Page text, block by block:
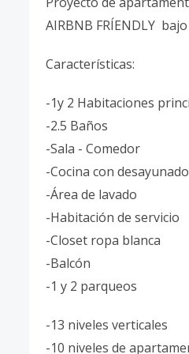
AIRBNB FRÍENDLY
Características:
-1y 2 Habitaciones
-2.5 Baños
-Sala - Comedor
-Cocina con
-Área de lavado
-Habitación de servicio
-Closet ropa blanca
-Balcón
-1 y 2 parqueos
-13 niveles verticales
-10 niveles de